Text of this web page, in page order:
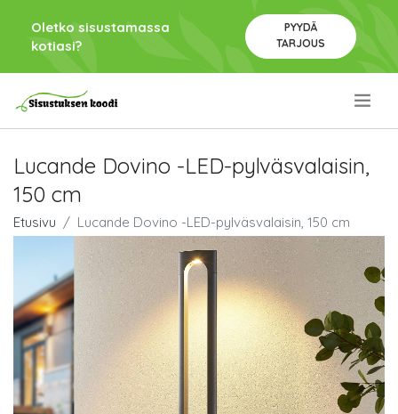
Oletko sisustamassa
kotiasi?
PYYDÄ
TARJOUS
Lucande Dovino -LED-pylväsvalaisin,
150 cm
Etusivu Lucande Dovino -LED-pylväsvalaisin, 150 cm